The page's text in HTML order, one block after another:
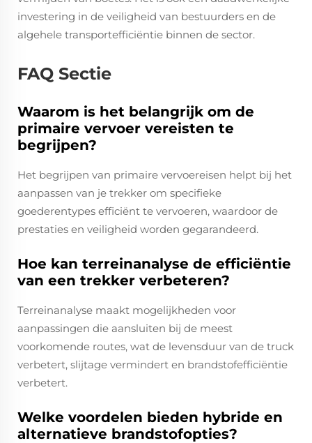
investering in de veiligheid van bestuurders en de
algehele transportefficiëntie binnen de sector.
FAQ Sectie
Waarom is het belangrijk om de
primaire vervoer vereisten te
begrijpen?
Het begrijpen van primaire vervoereisen helpt bij het
aanpassen van je trekker om specifieke
goederentypes efficiënt te vervoeren, waardoor de
prestaties en veiligheid worden gegarandeerd.
Hoe kan terreinanalyse de efficiëntie
van een trekker verbeteren?
Terreinanalyse maakt mogelijkheden voor
aanpassingen die aansluiten bij de meest
voorkomende routes, wat de levensduur van de truck
verbetert, slijtage vermindert en brandstofefficiëntie
verbetert.
Welke voordelen bieden hybride en
alternatieve brandstofopties?